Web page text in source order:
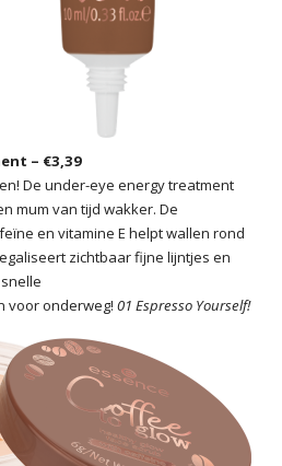
– €3,39
De under-eye energy treatment
mum van tijd wakker. De
en vitamine E helpt wallen rond
zichtbaar fijne lijntjes en
voor onderweg! 01 Espresso Yourself!